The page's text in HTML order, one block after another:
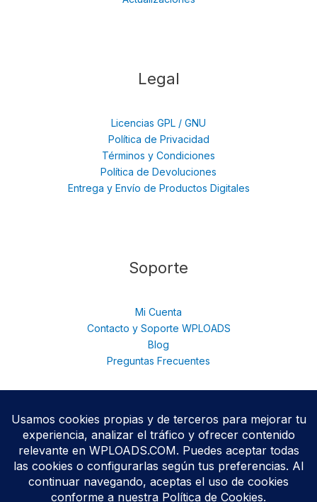
Legal
Licencias GPL / GNU
Política de Privacidad
Términos y Condiciones
Política de Devoluciones
Entrega y Envío de Productos Digitales
Soporte
Mi Cuenta
Contacto y Soporte WPLOADS
Blog
Preguntas Frecuentes
© 2026 WPloads | Descarga Plugins y Temas Premium para